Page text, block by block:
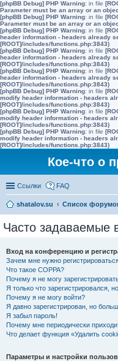
[phpBB Debug] PHP Warning: in file
Parameter must be an array or an
[phpBB Debug] PHP Warning: in file
Parameter must be an array or an
[phpBB Debug] PHP Warning: in file
header information - headers already
[ROOT]/includes/functions.php:3843)
[phpBB Debug] PHP Warning: in file
header information - headers already
[ROOT]/includes/functions.php:3843)
[phpBB Debug] PHP Warning: in file
header information - headers already
[ROOT]/includes/functions.php:3843)
[phpBB Debug] PHP Warning: in file
modify header information - headers
[ROOT]/includes/functions.php:3843)
[phpBB Debug] PHP Warning: in file
modify header information - headers
[ROOT]/includes/functions.php:3843)
[phpBB Debug] PHP Warning: in file
modify header information - headers
[ROOT]/includes/functions.php:3843)
Кое-что о
Ссылки FAQ
shatalov.su
Список
Часто задаваемые
Вход на конференцию и
Зачем мне нужно
Что такое COPPA?
Почему я не могу
Я только что зарегистрировался,
Почему я не могу войти?
Я давно зарегистрирован, но
Я забыл пароль!
Почему мне периодически
Что делает функция «Удалить
Параметры и настройки